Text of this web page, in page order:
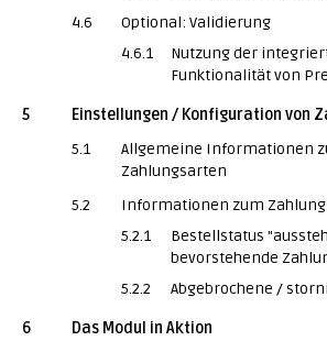
4.6
Optional: Validierung
4.6.1
Nutzung der
Funktionalität von
5
Einstellungen / Konfiguration von
5.1
Allgemeine Informationen
Zahlungsarten
5.2
Informationen zum
5.2.1
Bestellstatus
bevorstehende
5.2.2
Abgebrochene /
6
Das Modul in Aktion